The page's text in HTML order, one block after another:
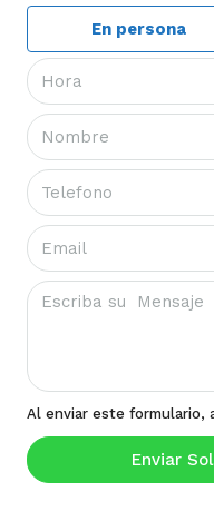
En persona
Hora
Al enviar este formulario,
Enviar